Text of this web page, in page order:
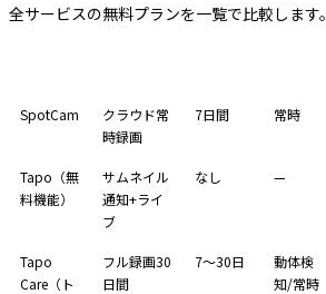
全サービスの無料プランを一覧で比較します。
SpotCam
クラウド常
時録画
7日間 常時
Tapo（無
料機能）
サムネイル
通知+ライ
ブ
なし —
Tapo
Care（ト
フル録画30
日間
7〜30日
動体検
知/常時